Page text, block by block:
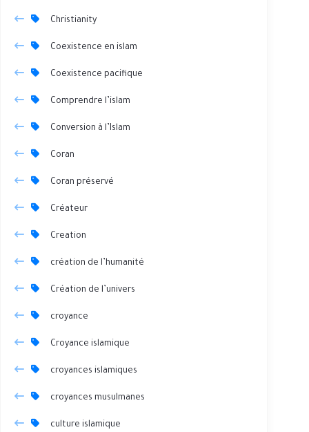
Christianity
Coexistence en islam
Coexistence pacifique
Comprendre l’islam
Conversion à l’Islam
Coran
Coran préservé
Créateur
Creation
création de l’humanité
Création de l’univers
croyance
Croyance islamique
croyances islamiques
croyances musulmanes
culture islamique